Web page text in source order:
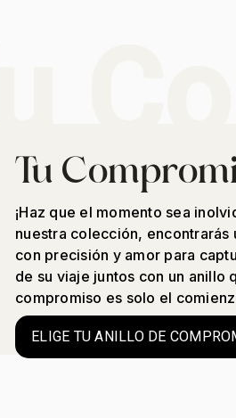
Tu
¡Haz que el momento sea
nuestra colección, encontrarás
con precisión y amor para
de su viaje juntos con un anillo
compromiso es solo el
ELIGE TU ANILLO DE